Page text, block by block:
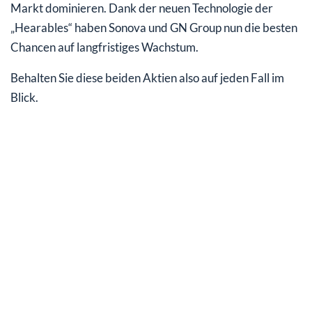
Markt dominieren. Dank der neuen Technologie der
„Hearables“ haben Sonova und GN Group nun die besten
Chancen auf langfristiges Wachstum.
Behalten Sie diese beiden Aktien also auf jeden Fall im
Blick.